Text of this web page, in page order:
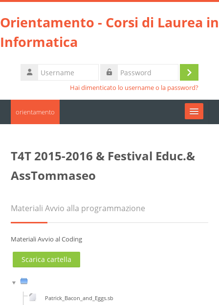
Orientamento - Corsi di Laurea in
Informatica
Username
Login
Hai dimenticato lo username o la password?
orientamento
UniTO
Italiano ‎(it)‎
T4T 2015-2016 & Festival Educ.&
AssTommaseo
Materiali Avvio alla programmazione
Materiali Avvio al Coding
Scarica cartella
Patrick_Bacon_and_Eggs.sb